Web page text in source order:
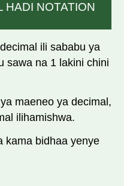
HADI NOTATION
ili sababu ya
sawa na 1 lakini chini
maeneo ya decimal,
ilihamishwa.
kama bidhaa yenye